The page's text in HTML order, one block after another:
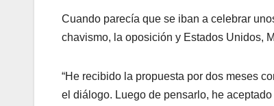
Cuando parecía que se iban a celebrar
chavismo, la oposición y Estados Unidos,
“He recibido la propuesta por dos meses
el diálogo. Luego de pensarlo, he